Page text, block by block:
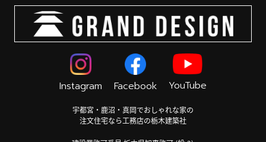
Instagram Facebook YouTube
宇都宮・鹿沼・真岡でおしゃれな家の
注文住宅なら工務店の栃木建築社